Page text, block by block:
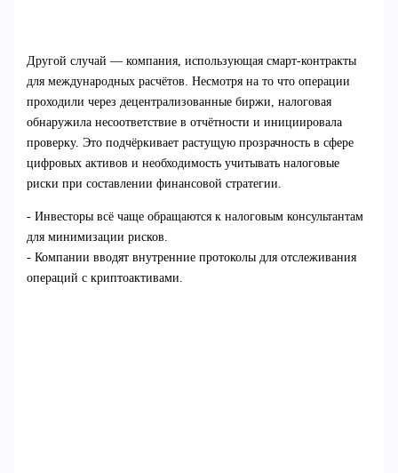
Другой случай — компания, использующая смарт-контракты
для международных расчётов. Несмотря на то что операции
проходили через децентрализованные биржи, налоговая
обнаружила несоответствие в отчётности и инициировала
проверку. Это подчёркивает растущую прозрачность в сфере
цифровых активов и необходимость учитывать налоговые
риски при составлении финансовой стратегии.
- Инвесторы всё чаще обращаются к налоговым консультантам
для минимизации рисков.
- Компании вводят внутренние протоколы для отслеживания
операций с криптоактивами.